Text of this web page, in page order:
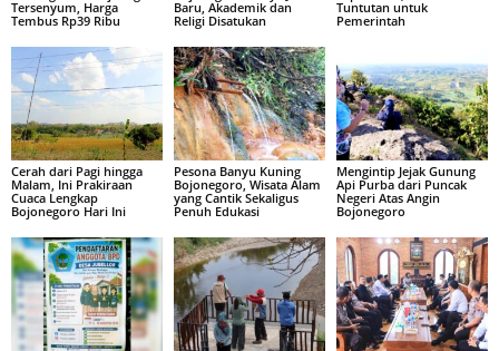
Tersenyum, Harga
Tembus Rp39 Ribu
Baru, Akademik dan
Religi Disatukan
Tuntutan untuk
Pemerintah
Cerah dari Pagi hingga
Malam, Ini Prakiraan
Cuaca Lengkap
Bojonegoro Hari Ini
Pesona Banyu Kuning
Bojonegoro, Wisata Alam
yang Cantik Sekaligus
Penuh Edukasi
Mengintip Jejak Gunung
Api Purba dari Puncak
Negeri Atas Angin
Bojonegoro